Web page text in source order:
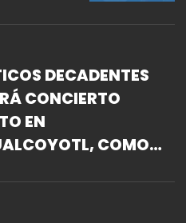
DECADENTES
CONCIERTO
EN
COMO